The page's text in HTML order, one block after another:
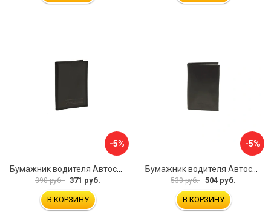
-5%
390 руб. 371 руб.
В КОРЗИНУ
-5%
530 руб. 504 руб.
В КОРЗИНУ